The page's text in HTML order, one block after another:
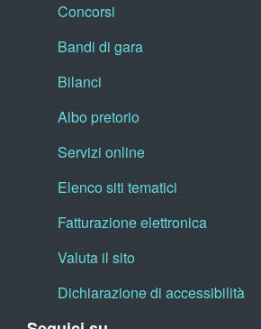
Concorsi
Bandi di gara
Bilanci
Albo pretorio
Servizi online
Elenco siti tematici
Fatturazione elettronica
Valuta il sito
Dichiarazione di accessibilità